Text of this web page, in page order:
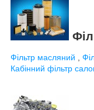
Фільтр масляний
Кабінний фільтр